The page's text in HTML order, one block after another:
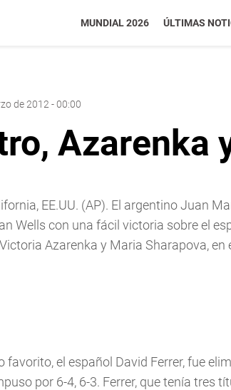
MUNDIAL 2026 ÚLTIMAS
de 2012 - 00:00
Azarenka
EE.UU. (AP). El argentino Juan
Wells con una fácil victoria sobre el
Azarenka y Maria Sharapova,
favorito, el español David Ferrer, fue
por 6-4, 6-3. Ferrer, que tení­a tres